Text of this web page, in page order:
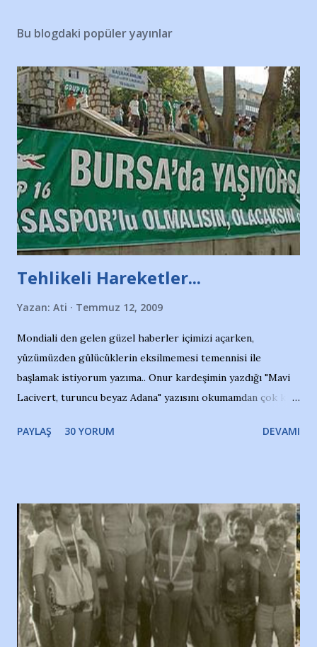
Bu blogdaki popüler yayınlar
Tehlikeli Hareketler...
Yazan: Ati Temmuz 12, 2009
Mondiali den gelen güzel haberler içimizi açarken,
yüzümüzden gülücüklerin eksilmemesi temennisi ile
başlamak istiyorum yazıma.. Onur kardeşimin yazdığı "Mavi
Lacivert, turuncu beyaz Adana" yazısını okumamdan çok kısa
irkildim.. "Bursasporlu taraftarlar, İstanbul takımlarının
ve ürünlerini Bursa şehrinde görmek istemediklerini bir
protesto eylemiyle açıkladıklarını bildiriyordu.. Bu grup
adına açıklama yapan şahsı muhterem(!) ''Açık ve net olarak
söylüyoruz. Bu son uyarımızdır. Bunun yanısıra, bu takımlara
ait tanıtıcı ilanların asılmasına izin veren Bursa Büyükşehir
Belediyesi ile mağazaların bulunduğu alışveriş merkezlerini
de kınıyoruz'' diye de eklemiş .. Blogumuzda okuduğum bu
PAYLAŞ 30 YORUM DEVAMI